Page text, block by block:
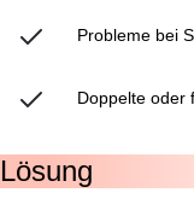
Probleme bei
Doppelte oder
Lösung